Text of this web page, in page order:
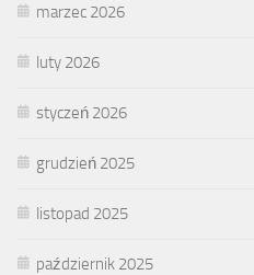
marzec 2026
luty 2026
styczeń 2026
grudzień 2025
listopad 2025
październik 2025